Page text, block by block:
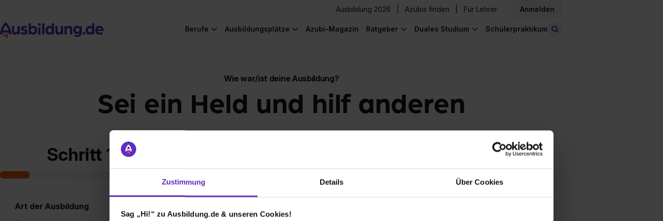
Zustimmung Details Über Cookies
Sag „Hi!“ zu Ausbildung.de & unseren Cookies!
Ausbildung 2026 Azubis finden Für Lehrer Anmelden
Berufe Ausbildungsplätze Azubi-Magazin Ratgeber Duales Studium Schülerpraktikum
Wie war/ist deine Ausbildung?
Sei ein Held und hilf anderen
Schritt 1 von 7
Art der Ausbildung